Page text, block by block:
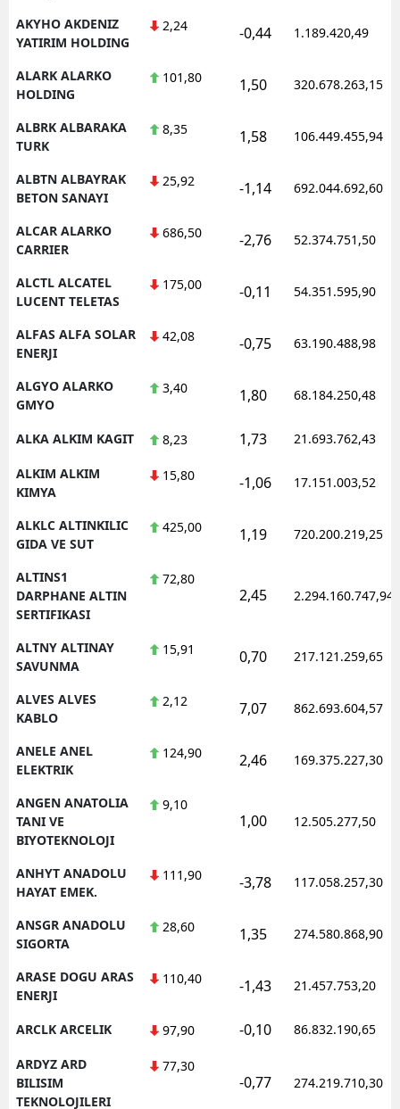
AKYHO AKDENIZ
YATIRIM HOLDING
2,24 -0,44 1.189.420,49
ALARK ALARKO
HOLDING
101,80 1,50 320.678.263,15
ALBRK ALBARAKA
TURK
8,35 1,58 106.449.455,94
ALBTN ALBAYRAK
BETON SANAYI
25,92 -1,14 692.044.692,60
ALCAR ALARKO
CARRIER
686,50 -2,76 52.374.751,50
ALCTL ALCATEL
LUCENT TELETAS
175,00 -0,11 54.351.595,90
ALFAS ALFA SOLAR
ENERJI
42,08 -0,75 63.190.488,98
ALGYO ALARKO
GMYO
3,40 1,80 68.184.250,48
ALKA ALKIM KAGIT 8,23 1,73 21.693.762,43
ALKIM ALKIM
KIMYA
15,80 -1,06 17.151.003,52
ALKLC ALTINKILIC
GIDA VE SUT
425,00 1,19 720.200.219,25
ALTINS1
DARPHANE ALTIN
SERTIFIKASI
72,80
2,45 2.294.160.747,94
ALTNY ALTINAY
SAVUNMA
15,91 0,70 217.121.259,65
ALVES ALVES
KABLO
2,12 7,07 862.693.604,57
ANELE ANEL
ELEKTRIK
124,90 2,46 169.375.227,30
ANGEN ANATOLIA
TANI VE
BIYOTEKNOLOJI
9,10
1,00 12.505.277,50
ANHYT ANADOLU
HAYAT EMEK.
111,90 -3,78 117.058.257,30
ANSGR ANADOLU
SIGORTA
28,60 1,35 274.580.868,90
ARASE DOGU ARAS
ENERJI
110,40 -1,43 21.457.753,20
ARCLK ARCELIK 97,90 -0,10 86.832.190,65
ARDYZ ARD
BILISIM
TEKNOLOJILERI
77,30
-0,77 274.219.710,30